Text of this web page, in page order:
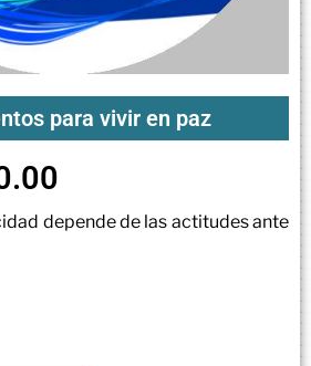
para vivir en paz
depende de las actitudes ante